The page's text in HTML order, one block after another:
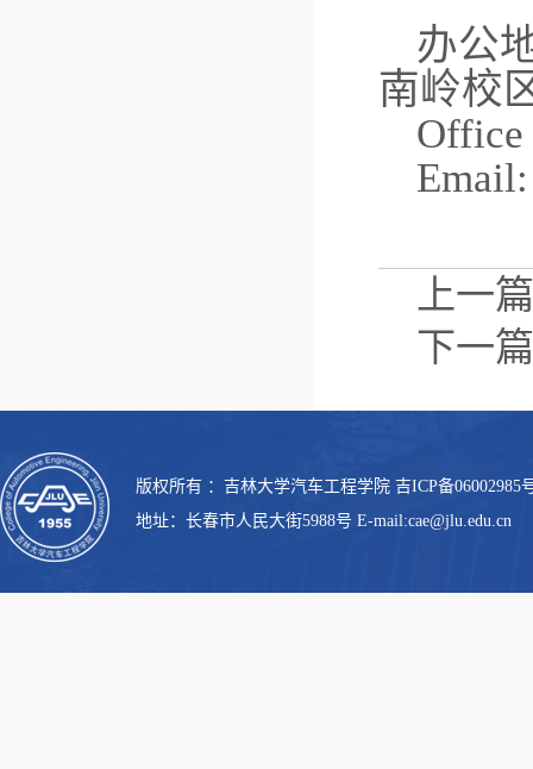
办公
南岭校
Office
上一
下一
版权所有 ：吉林大学汽车工程学院 吉ICP备06002985
地址：长春市人民大街5988号 E-mail:cae@jlu.edu.cn